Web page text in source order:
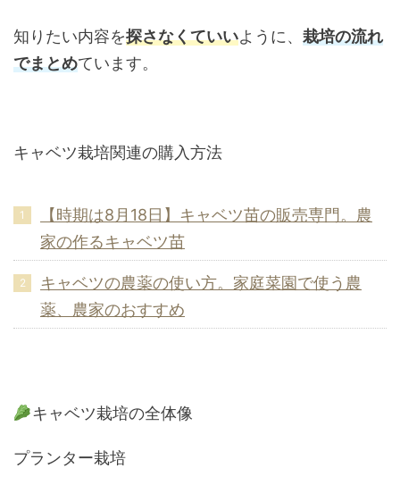
知りたい内容を探さなくていいように、 栽培の流れ
でまとめています。
キャベツ栽培関連の購入方法
【時期は8月18日】キャベツ苗の販売専門。農
家の作るキャベツ苗
キャベツの農薬の使い方。家庭菜園で使う農
薬、農家のおすすめ
キャベツ栽培の全体像
プランター栽培